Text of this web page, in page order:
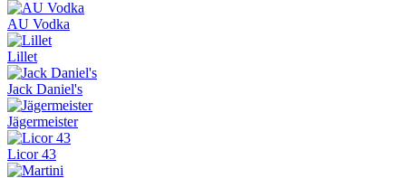
AU Vodka
Lillet
Jack Daniel's
Jägermeister
Licor 43